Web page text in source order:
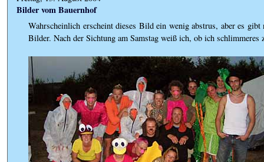
Bilder vom Bauernhof
Wahrscheinlich erscheint dieses Bild ein wenig abstrus, aber es gibt
Bilder. Nach der Sichtung am Samstag weiß ich, ob ich schlimmeres